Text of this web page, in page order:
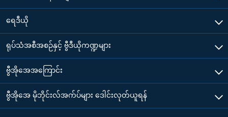
ရေဒီယို
ရုပ်သံအစီအစဉ်နှင့် ဗွီဒီယိုကဏ္ဍများ
ဗွီအိုအေအကြောင်း
ဗွီအိုအေ မိုဘိုင်းလ်အက်ပ်များ ဒေါင်းလုတ်ယူရန်